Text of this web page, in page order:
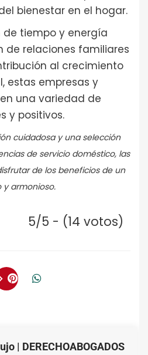
bienestar en el hogar.
de tiempo y energía
de relaciones familiares
al crecimiento
estas empresas y
una variedad de
y positivos.
cuidadosa y una selección
de servicio doméstico, las
de los beneficios de un
y armonioso.
5/5 - (14 votos)
| DERECHOABOGADOS